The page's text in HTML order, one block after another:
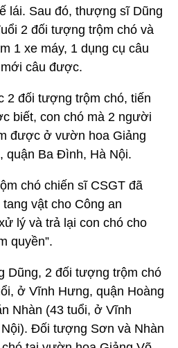
lái. Sau đó, thượng sĩ Dũng
2 đối tượng trộm chó và
1 xe máy, 1 dụng cụ câu
câu được.
2 đối tượng trộm chó, tiến
biết, con chó mà 2 người
được ở vườn hoa Giảng
quận Ba Đình, Hà Nội.
chó chiến sĩ CSGT đã
vật cho Công an
lý và trả lại con chó cho
quyền”.
Dũng, 2 đối tượng trộm chó
ở Vĩnh Hưng, quận Hoàng
Nhàn (43 tuổi, ở Vĩnh
Đối tượng Sơn và Nhàn